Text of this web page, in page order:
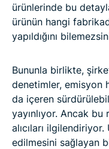
ürünlerinde bu
ürünün hangi
yapıldığını
Bununla birlikte,
denetimler, emisyon
da içeren
yayınlıyor. Ancak
alıcıları
edilmesini sağlayan